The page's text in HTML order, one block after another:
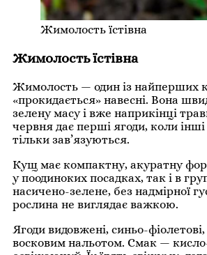
Жимолость їстівна
Жимолость їстівна
Жимолость — один із найперших
«прокидається» навесні. Вона
зелену масу і вже наприкінці
червня дає перші ягоди, коли
тільки зав’язуються.
Кущ має компактну, акуратну
у поодиноких посадках, так і в
насичено-зелене, без надмірної
рослина не виглядає важкою.
Ягоди видовжені, синьо-
восковим нальотом. Смак —